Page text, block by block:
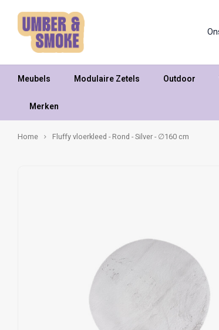
Meubels Modulaire Zetels Outdoor
Merken
Home Fluffy vloerkleed - Rond - Silver - ∅160 cm